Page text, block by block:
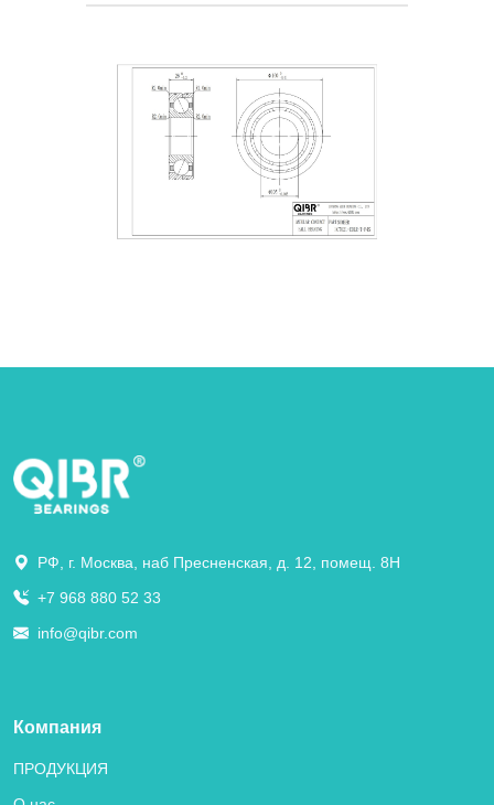
РФ, г. Москва, наб Пресненская, д. 12, помещ. 8Н
+7 968 880 52 33
info@qibr.com
Компания
ПРОДУКЦИЯ